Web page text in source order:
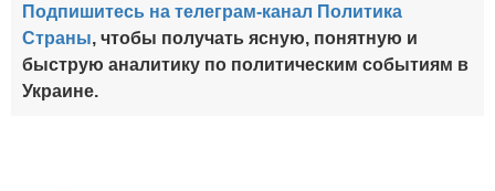
Подпишитесь на телеграм-канал Политика
Страны, чтобы получать ясную, понятную и
быструю аналитику по политическим событиям в
Украине.